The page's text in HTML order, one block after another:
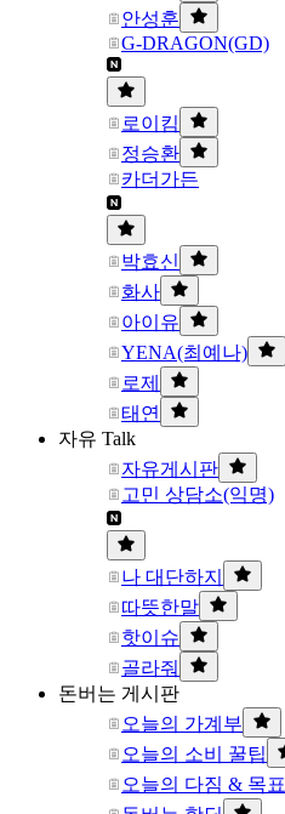
안성훈
G-DRAGON(GD)
로이킴
정승환
카더가든
박효신
화사
아이유
YENA(최예나)
로제
태연
자유 Talk
자유게시판
고민 상담소(익명)
나 대단하지
따뜻한말
핫이슈
골라줘
돈버는 게시판
오늘의 가계부
오늘의 소비 꿀팁
오늘의 다짐 & 목표